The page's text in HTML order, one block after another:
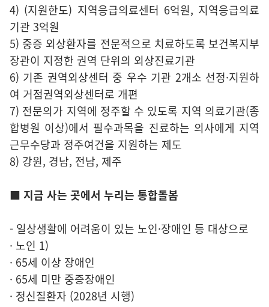
4) (지원한도) 지역응급의료센터 6억원, 지역응급의료
기관 3억원
5) 중증 외상환자를 전문적으로 치료하도록 보건복지부
장관이 지정한 권역 단위의 외상진료기관
6) 기존 권역외상센터 중 우수 기관 2개소 선정·지원하
여 거점권역외상센터로 개편
7) 전문의가 지역에 정주할 수 있도록 지역 의료기관(종
합병원 이상)에서 필수과목을 진료하는 의사에게 지역
근무수당과 정주여건을 지원하는 제도
8) 강원, 경남, 전남, 제주
■ 지금 사는 곳에서 누리는 통합돌봄
- 일상생활에 어려움이 있는 노인·장애인 등 대상으로
· 노인 1)
· 65세 이상 장애인
· 65세 미만 중증장애인
· 정신질환자 (2028년 시행)